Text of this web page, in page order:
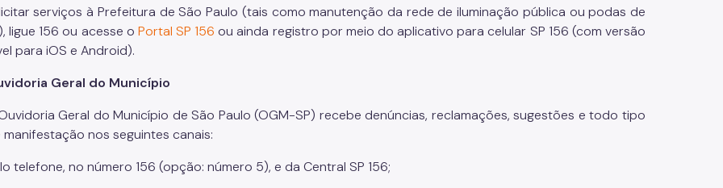
serviços à Prefeitura de São Paulo (tais como manutenção da rede de iluminação pública ou podas de
ligue 156 ou acesse o Portal SP 156 ou ainda registro por meio do aplicativo para celular SP 156 (com versão
para iOS e Android).
Geral do Município
Geral do Município de São Paulo (OGM-SP) recebe denúncias, reclamações, sugestões e todo tipo
manifestação nos seguintes canais:
telefone, no número 156 (opção: número 5), e da Central SP 156;